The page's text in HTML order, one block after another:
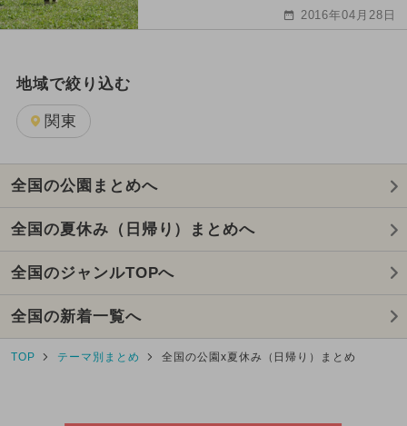
2016年04月28日
地域で絞り込む
関東
全国の公園まとめへ
全国の夏休み（日帰り）まとめへ
全国のジャンルTOPへ
全国の新着一覧へ
TOP テーマ別まとめ 全国の公園x夏休み（日帰り）まとめ